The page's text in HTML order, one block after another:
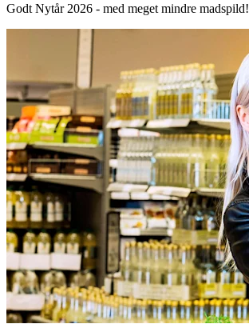
Godt Nytår 2026 - med meget mindre madspild!